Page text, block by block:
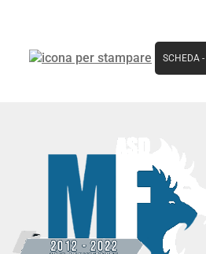
SCHEDA -